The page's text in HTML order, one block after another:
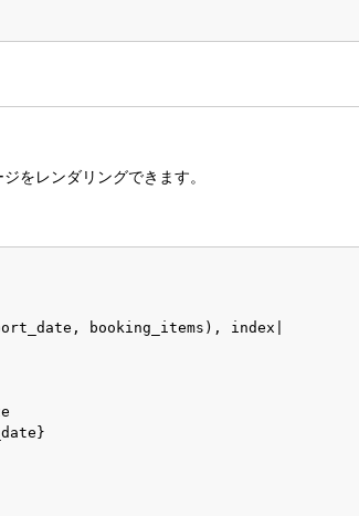
をレンダリングできます。
booking_items), index|